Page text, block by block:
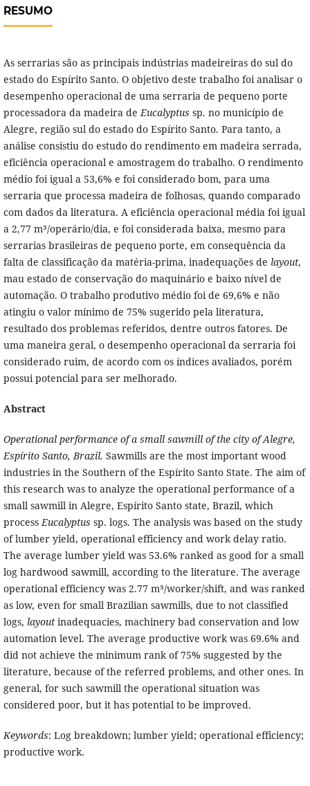
RESUMO
As serrarias são as principais indústrias madeireiras do sul do
estado do Espírito Santo. O objetivo deste trabalho foi analisar o
desempenho operacional de uma serraria de pequeno porte
processadora da madeira deEucalyptus sp. no município de
Alegre, região sul do estado do Espírito Santo. Para tanto, a
análise consistiu do estudo do rendimento em madeira serrada,
eficiência operacional e amostragem do trabalho. O rendimento
médio foi igual a 53,6% e foi considerado bom, para uma
serraria que processa madeira de folhosas, quando comparado
com dados da literatura. A eficiência operacional média foi igual
a 2,77 m³/operário/dia, e foi considerada baixa, mesmo para
serrarias brasileiras de pequeno porte, em consequência da
falta de classificação da matéria-prima, inadequações de layout,
mau estado de conservação do maquinário e baixo nível de
automação. O trabalho produtivo médio foi de 69,6% e não
atingiu o valor mínimo de 75% sugerido pela literatura,
resultado dos problemas referidos, dentre outros fatores. De
uma maneira geral, o desempenho operacional da serraria foi
considerado ruim, de acordo com os índices avaliados, porém
possui potencial para ser melhorado.
Abstract
Operational performance of a small sawmill of the city of Alegre,
Espírito Santo, Brazil. Sawmills are the most important wood
industries in the Southern of the Espírito Santo State. The aim of
this research was to analyze the operational performance of a
small sawmill in Alegre, Espírito Santo state, Brazil, which
processEucalyptus sp. logs. The analysis was based on the study
of lumber yield, operational efficiency and work delay ratio.
The average lumber yield was 53.6% ranked as good for a small
log hardwood sawmill, according to the literature. The average
operational efficiency was 2.77 m³/worker/shift, and was ranked
as low, even for small Brazilian sawmills, due to not classified
logs, layoutinadequacies, machinery bad conservation and low
automation level. The average productive work was 69.6% and
did not achieve the minimum rank of 75% suggested by the
literature, because of the referred problems, and other ones. In
general, for such sawmill the operational situation was
considered poor, but it has potential to be improved.
Keywords: Log breakdown; lumber yield; operational efficiency;
productive work.